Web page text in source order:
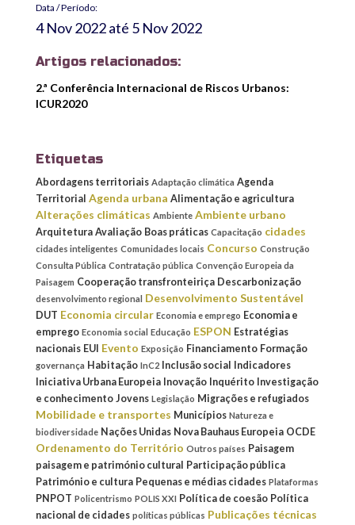
Data / Período:
4 Nov 2022até 5 Nov 2022
Artigos relacionados:
2.ª Conferência Internacional de Riscos Urbanos:
ICUR2020
Etiquetas
Abordagens territoriais Adaptação climática Agenda
Territorial Agenda urbana Alimentação e agricultura
Alterações climáticas Ambiente Ambiente urbano
Arquitetura Avaliação Boas práticas Capacitação cidades
cidades inteligentes Comunidades locais Concurso Construção
Consulta Pública Contratação pública Convenção Europeia da
Paisagem Cooperação transfronteiriça Descarbonização
desenvolvimento regional Desenvolvimento Sustentável
DUT Economia circular Economia e emprego Economia e
emprego Economia social Educação ESPON Estratégias
nacionais EUI Evento Exposição Financiamento Formação
governança Habitação InC2 Inclusão social
Indicadores
Iniciativa Urbana Europeia Inovação Inquérito Investigação
e conhecimento Jovens Legislação Migrações e refugiados
Mobilidade e transportes Municípios Natureza e
biodiversidade Nações Unidas Nova Bauhaus Europeia OCDE
Ordenamento do Território Outros países Paisagem
paisagem e património cultural Participação pública
Património e cultura Pequenas e médias cidades Plataformas
PNPOT Policentrismo POLIS XXI Política de coesão Política
nacional de cidades políticas públicas Publicações técnicas